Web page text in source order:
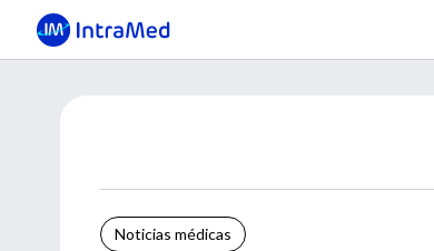
Noticias médicas